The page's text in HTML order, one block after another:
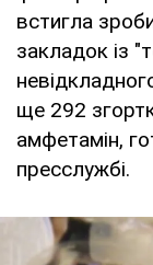
встигла
закладок із
ще 292
амфетамін,
пресслужбі.